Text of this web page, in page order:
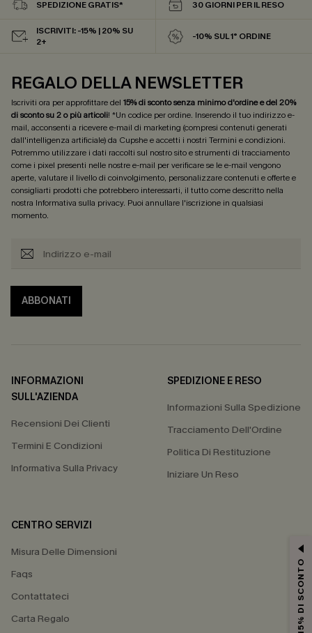
SPEDIZIONE GRATIS* 30 GIORNI PER IL RESO
ISCRIVITI: -15% | 20% SU
2+
-10% SUL 1° ORDINE
REGALO DELLA NEWSLETTER
Iscriviti ora per approfittare del 15% di sconto senza minimo d'ordine e del 20%
di sconto su 2 o più articoli! *Un codice per ordine. Inserendo il tuo indirizzo e-
mail, acconsenti a ricevere e-mail di marketing (compresi contenuti generati
dall'intelligenza artificiale) da Cupshe e accetti i nostri Termini e condizioni.
Potremmo utilizzare i dati raccolti sul nostro sito e strumenti di tracciamento
come i pixel presenti nelle nostre e-mail per verificare se le e-mail vengono
aperte, valutare il livello di coinvolgimento, personalizzare contenuti e offerte e
consigliarti prodotti che potrebbero interessarti, il tutto come descritto nella
nostra Informativa sulla privacy. Puoi annullare l'iscrizione in qualsiasi
momento.
ABBONATI
INFORMAZIONI
SULL'AZIENDA
Recensioni Dei Clienti
Termini E Condizioni
Informativa Sulla Privacy
SPEDIZIONE E RESO
Informazioni Sulla Spedizione
Tracciamento Dell'Ordine
Politica Di Restituzione
Iniziare Un Reso
CENTRO SERVIZI
Misura Delle Dimensioni
Faqs
Contattateci
Carta Regalo
15% DI SCONTO